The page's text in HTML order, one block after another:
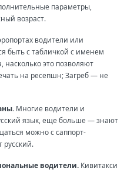
параметры,
возраст.
водители или
быть с табличкой с именем
насколько это позволяют
на ресепшн; Загреб — не
Многие водители и
язык, еще больше — знают
можно с саппорт-
русский.
водители. Кивитакси